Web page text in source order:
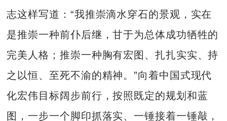
志这样写道：“我推崇滴水穿石的景观，实在
是推崇一种前仆后继，甘于为总体成功牺牲的
完美人格；推崇一种胸有宏图、扎扎实实、持
之以恒、至死不渝的精神。”向着中国式现代
化宏伟目标阔步前行，按照既定的规划和蓝
图，一步一个脚印抓落实、一锤接着一锤敲，